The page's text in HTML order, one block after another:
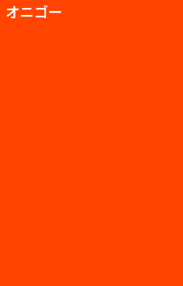
オニゴー